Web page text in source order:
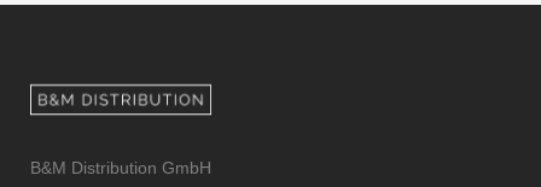
B&M Distribution GmbH